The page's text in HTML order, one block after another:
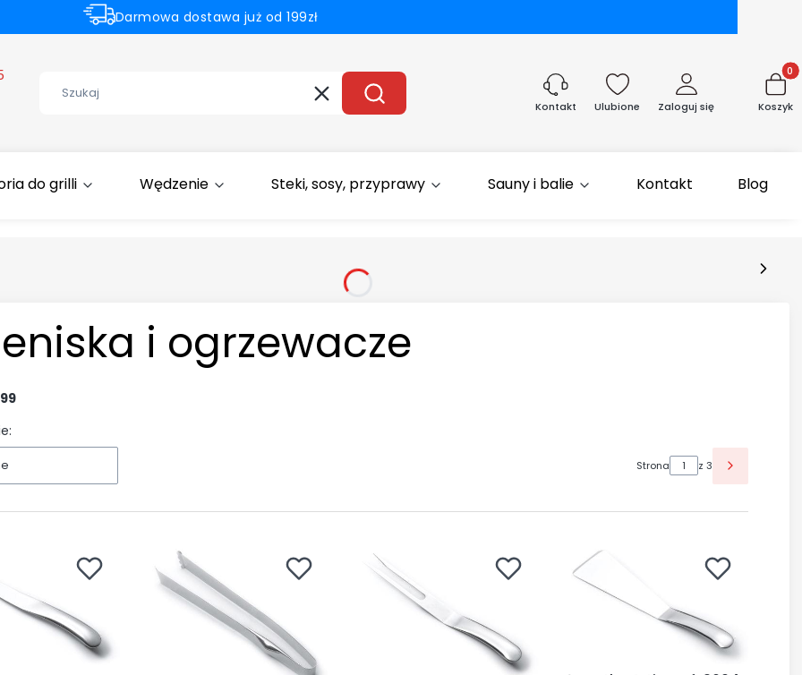
Darmowa dostawa już od 199zł
WyczyśćSzukaj Kontakt Ulubione Zaloguj się Koszyk
do grilli Wędzenie Steki, sosy, przyprawy Sauny i balie Kontakt Blog
i ogrzewacze
99
Strona z 3